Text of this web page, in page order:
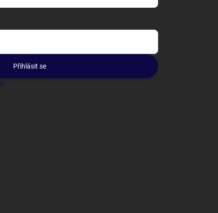
Přihlásit se